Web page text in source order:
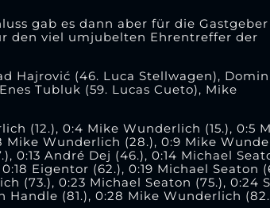
gab es dann aber für die
den viel umjubelten Ehrentreffer der
Hajrović (46. Luca Stellwagen),
Tubluk (59. Lucas Cueto), Mike
(12.), 0:4 Mike Wunderlich (15.), 0:5
Mike Wunderlich (28.), 0:9 Mike
0:13 André Dej (46.), 0:14 Michael
Eigentor (62.), 0:19 Michael Seaton
(73.), 0:23 Michael Seaton (75.), 0:24
Handle (81.), 0:28 Mike Wunderlich